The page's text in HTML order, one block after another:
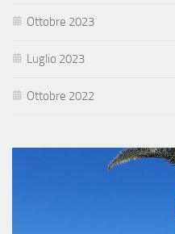
Ottobre 2023
Luglio 2023
Ottobre 2022